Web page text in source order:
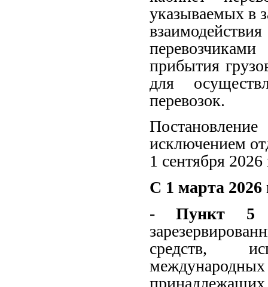
указываемых в
прибытия
для
перевозок.
исключением
1 сентября 2026
С 1 марта 2026
-Пункт 5
средств,